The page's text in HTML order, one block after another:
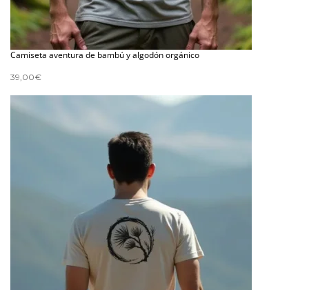
Camiseta aventura de bambú y algodón orgánico
39,00€